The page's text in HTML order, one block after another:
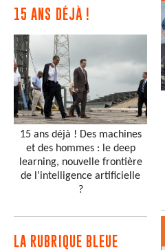
15 ANS DÉJÀ !
15 ans déjà ! Des machines
et des hommes : le deep
learning, nouvelle frontière
de l’intelligence artificielle
?
LA RUBRIQUE BLEUE